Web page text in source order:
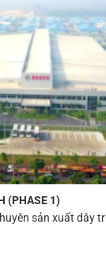
(PHASE 1)
sản xuất dây